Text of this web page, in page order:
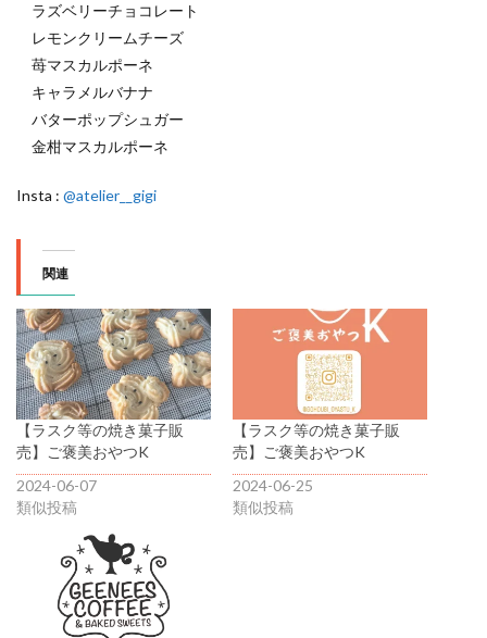
ラズベリーチョコレート
レモンクリームチーズ
苺マスカルポーネ
キャラメルバナナ
バターポップシュガー
金柑マスカルポーネ
Insta : @atelier__gigi
関連
【ラスク等の焼き菓子販
売】ご褒美おやつK
2024-06-07
類似投稿
【ラスク等の焼き菓子販
売】ご褒美おやつK
2024-06-25
類似投稿